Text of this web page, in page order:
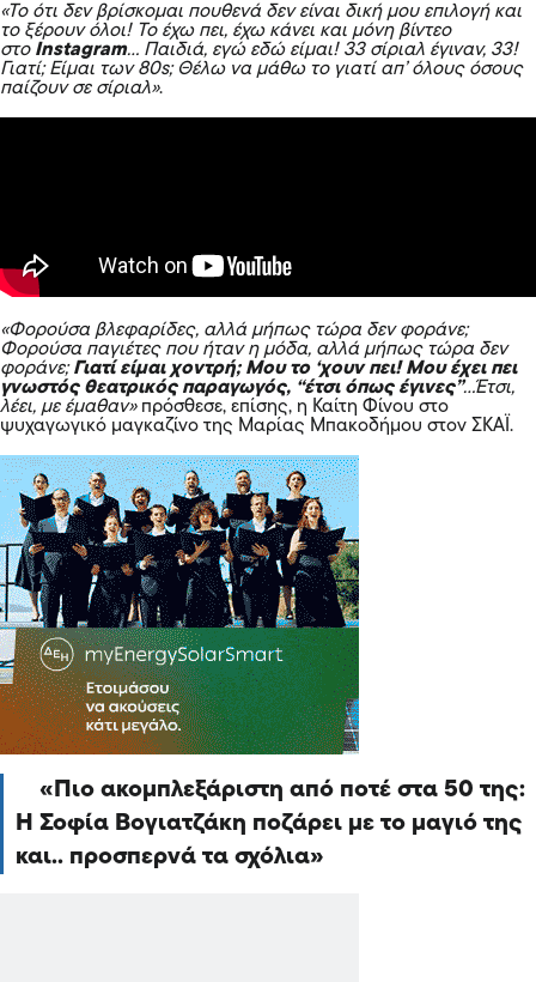
«Το ότι δεν βρίσκομαι πουθενά δεν είναι δική μου επιλογή και
το ξέρουν όλοι! Το έχω πει, έχω κάνει και μόνη βίντεο
στο Instagram… Παιδιά, εγώ εδώ είμαι! 33 σίριαλ έγιναν, 33!
Γιατί; Είμαι των 80s; Θέλω να μάθω το γιατί απ’ όλους όσους
παίζουν σε σίριαλ».
«Φορούσα βλεφαρίδες, αλλά μήπως τώρα δεν φοράνε;
Φορούσα παγιέτες που ήταν η μόδα, αλλά μήπως τώρα δεν
φοράνε;Γιατί είμαι χοντρή; Μου το ‘χουν πει! Μου έχει πει
γνωστός θεατρικός παραγωγός, “έτσι όπως έγινες”…Έτσι,
λέει, με έμαθαν»πρόσθεσε, επίσης, η Καίτη Φίνου στο
ψυχαγωγικό μαγκαζίνο της Μαρίας Μπακοδήμου στον ΣΚΑΪ.
Πιο ακομπλεξάριστη από ποτέ στα 50 της:
Η Σοφία Βογιατζάκη ποζάρει με το μαγιό της
και.. προσπερνά τα σχόλια